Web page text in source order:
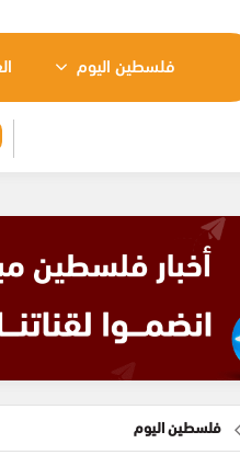
فلسطين اليوم
فلسطين اليوم